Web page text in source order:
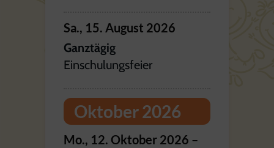
Sa., 15. August 2026
Ganztägig
Einschulungsfeier
Oktober 2026
Mo., 12. Oktober 2026 –